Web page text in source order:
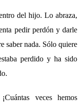
del hijo. Lo abraza,
pedir perdón y darle
saber nada. Sólo quiere
perdido y ha sido
veces hemos